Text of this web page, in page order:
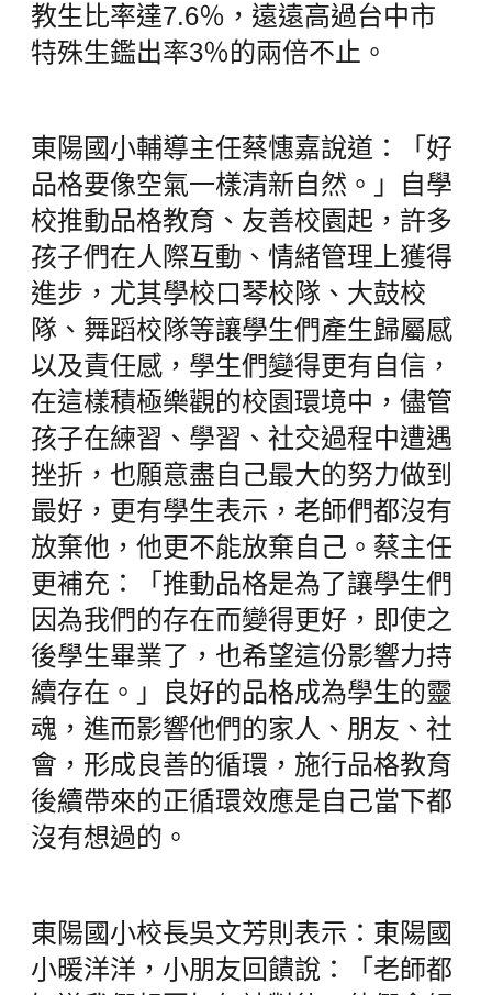
教生比率達7.6％，遠遠高過台中市
特殊生鑑出率3％的兩倍不止。
東陽國小輔導主任蔡憓嘉說道：「好
品格要像空氣一樣清新自然。」自學
校推動品格教育、友善校園起，許多
孩子們在人際互動、情緒管理上獲得
進步，尤其學校口琴校隊、大鼓校
隊、舞蹈校隊等讓學生們產生歸屬感
以及責任感，學生們變得更有自信，
在這樣積極樂觀的校園環境中，儘管
孩子在練習、學習、社交過程中遭遇
挫折，也願意盡自己最大的努力做到
最好，更有學生表示，老師們都沒有
放棄他，他更不能放棄自己。蔡主任
更補充：「推動品格是為了讓學生們
因為我們的存在而變得更好，即使之
後學生畢業了，也希望這份影響力持
續存在。」良好的品格成為學生的靈
魂，進而影響他們的家人、朋友、社
會，形成良善的循環，施行品格教育
後續帶來的正循環效應是自己當下都
沒有想過的。
東陽國小校長吳文芳則表示：東陽國
小暖洋洋，小朋友回饋說：「老師都